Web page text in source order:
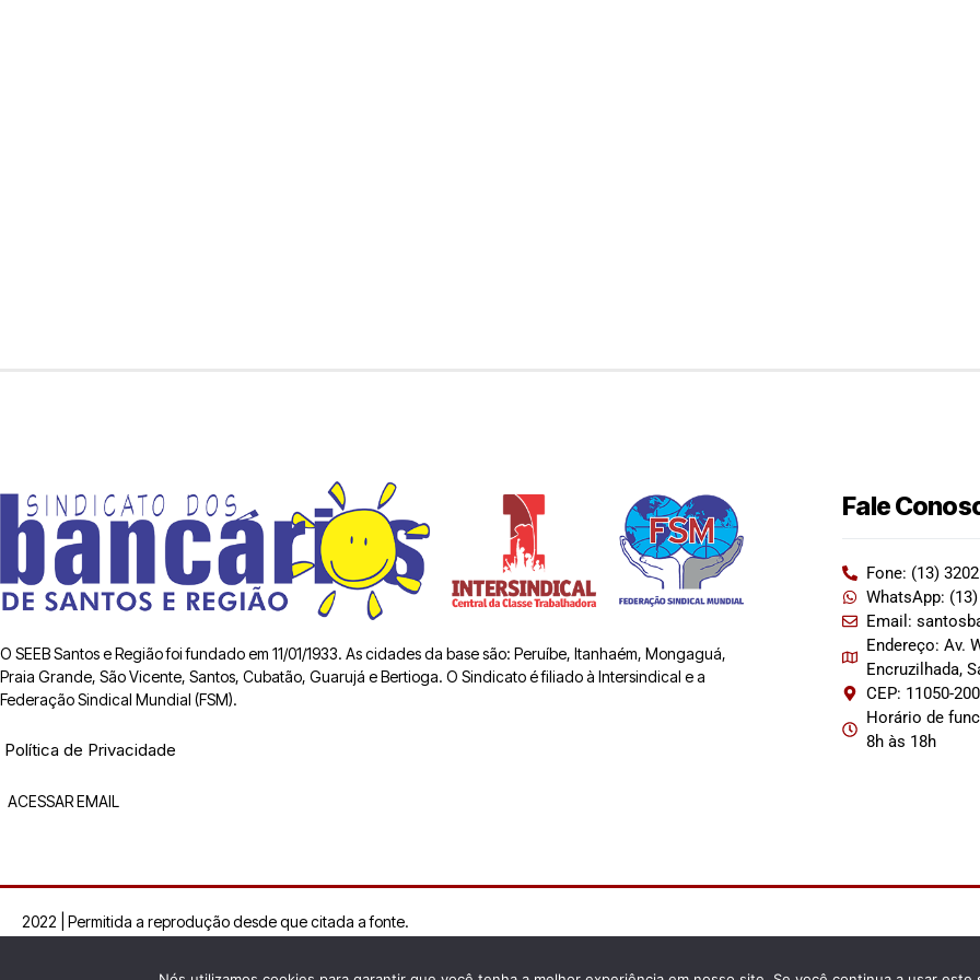
O SEEB Santos e Região foi fundado em 11/01/1933. As cidades da base são: Peruíbe, Itanhaém, Mongaguá,
Praia Grande, São Vicente, Santos, Cubatão, Guarujá e Bertioga. O Sindicato é filiado à Intersindical e a
Federação Sindical Mundial (FSM).
Política de Privacidade
ACESSAR EMAIL
Fale
Fone: (13)
WhatsApp:
Email:
Endereço: Av.
Encruzilhada,
CEP: 11050-200
Horário de
8h às 18h
2022 | Permitida a reprodução desde que citada a fonte.